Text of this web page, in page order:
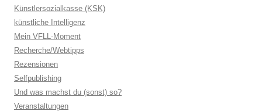
Künstlersozialkasse (KSK)
künstliche Intelligenz
Mein VFLL-Moment
Recherche/Webtipps
Rezensionen
Selfpublishing
Und was machst du (sonst) so?
Veranstaltungen